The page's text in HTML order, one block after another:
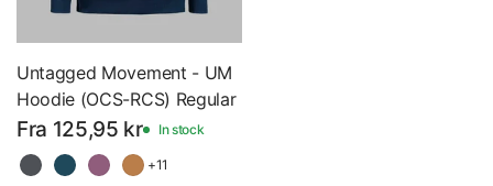
Untagged Movement - UM
Hoodie (OCS-RCS) Regular
Fit Unisex - Hættetrøje -
3440010 - Med Eget Logo
Fra 125,95 kr In stock
+11